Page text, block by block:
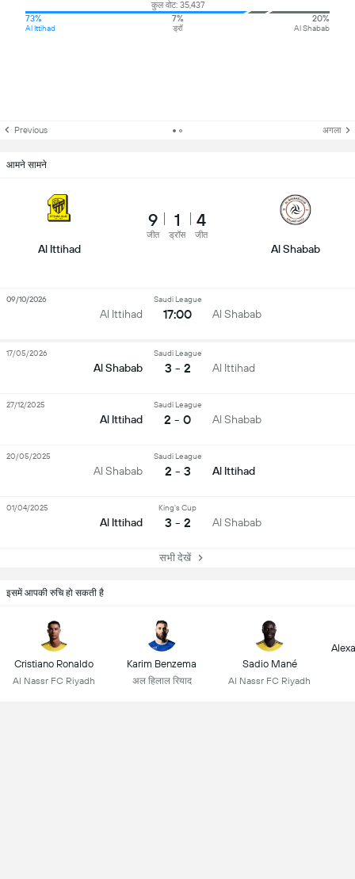
कुल वोट: 35,437
73%
Al Ittihad
7%
ड्रॉ
20%
Al Shabab
Previous अगला
आमने सामने
Al Ittihad
9
जीत
1
ड्रॉस
4
जीत
Al Shabab
Al Ittihad
Saudi League
17:00 Al Shabab
09/10/2026
Al Shabab
Saudi League
3 - 2 Al Ittihad
17/05/2026
Al Ittihad
Saudi League
2 - 0 Al Shabab
27/12/2025
Al Shabab
Saudi League
2 - 3 Al Ittihad
20/05/2025
Al Ittihad
King's Cup
3 - 2 Al Shabab
01/04/2025
सभी देखें
इसमें आपकी रुचि हो सकती है
Cristiano Ronaldo
Al Nassr FC Riyadh
Karim Benzema
अल हिलाल रियाद
Sadio Mané
Al Nassr FC Riyadh